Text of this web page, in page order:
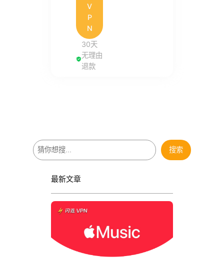
V
P
N
30天
无理由
退款
搜
索
搜索
最新文章